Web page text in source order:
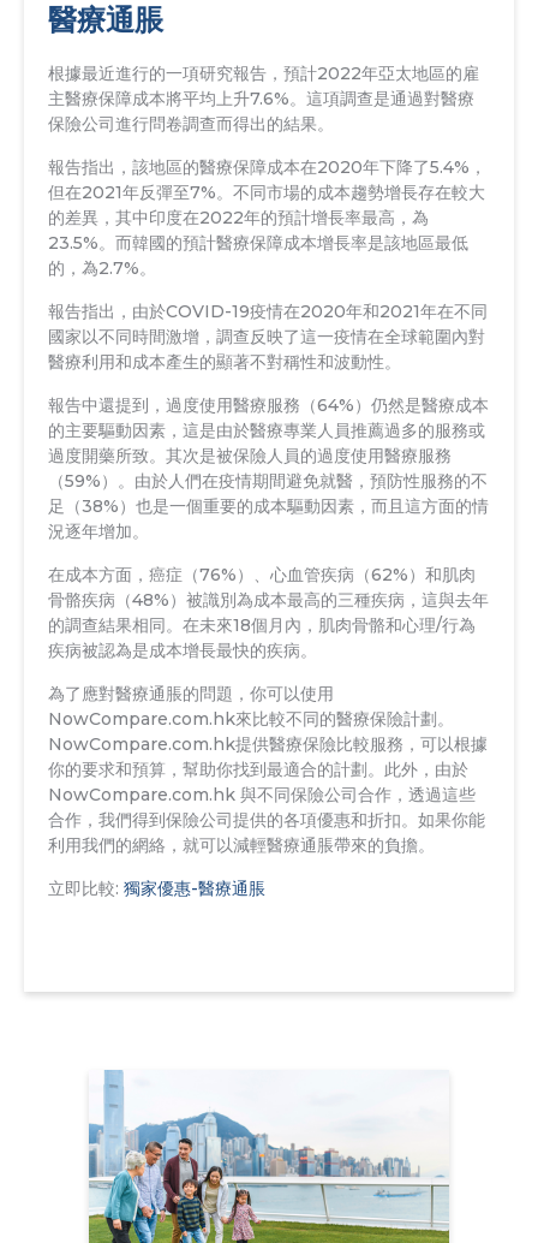
醫療通脹
根據最近進行的一項研究報告，預計2022年亞太地區的雇
主醫療保障成本將平均上升7.6%。這項調查是通過對醫療
保險公司進行問卷調查而得出的結果。
報告指出，該地區的醫療保障成本在2020年下降了5.4%，
但在2021年反彈至7%。不同市場的成本趨勢增長存在較大
的差異，其中印度在2022年的預計增長率最高，為
23.5%。而韓國的預計醫療保障成本增長率是該地區最低
的，為2.7%。
報告指出，由於COVID-19疫情在2020年和2021年在不同
國家以不同時間激增，調查反映了這一疫情在全球範圍內對
醫療利用和成本產生的顯著不對稱性和波動性。
報告中還提到，過度使用醫療服務（64%）仍然是醫療成本
的主要驅動因素，這是由於醫療專業人員推薦過多的服務或
過度開藥所致。其次是被保險人員的過度使用醫療服務
（59%）。由於人們在疫情期間避免就醫，預防性服務的不
足（38%）也是一個重要的成本驅動因素，而且這方面的情
況逐年增加。
在成本方面，癌症（76%）、心血管疾病（62%）和肌肉
骨骼疾病（48%）被識別為成本最高的三種疾病，這與去年
的調查結果相同。在未來18個月內，肌肉骨骼和心理/行為
疾病被認為是成本增長最快的疾病。
為了應對醫療通脹的問題，你可以使用
NowCompare.com.hk來比較不同的醫療保險計劃。
NowCompare.com.hk提供醫療保險比較服務，可以根據
你的要求和預算，幫助你找到最適合的計劃。此外，由於
NowCompare.com.hk 與不同保險公司合作，透過這些
合作，我們得到保險公司提供的各項優惠和折扣。如果你能
利用我們的網絡，就可以減輕醫療通脹帶來的負擔。
立即比較: 獨家優惠-醫療通脹